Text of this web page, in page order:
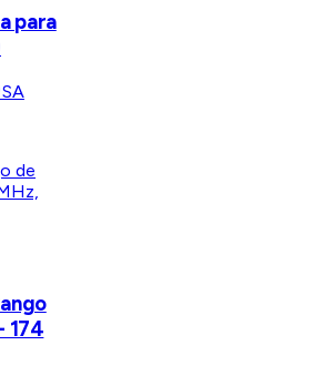
para
174